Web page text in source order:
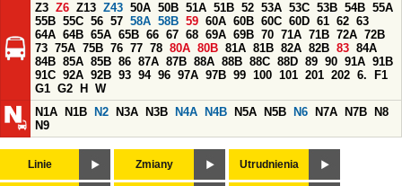
Z3 Z6 Z13 Z43 50A 50B 51A 51B 52 53A 53C 53B 54B 55A
55B 55C 56 57 58A 58B 59 60A 60B 60C 60D 61 62 63
64A 64B 65A 65B 66 67 68 69A 69B 70 71A 71B 72A 72B
73 75A 75B 76 77 78 80A 80B 81A 81B 82A 82B 83 84A
84B 85A 85B 86 87A 87B 88A 88B 88C 88D 89 90 91A 91B
91C 92A 92B 93 94 96 97A 97B 99 100 101 201 202 6.
F1
G1 G2 H
W
N1A
N1B N2 N3A N3B N4A N4B N5A N5B N6 N7A N7B
N8
N9
Linie Zmiany Utrudnienia